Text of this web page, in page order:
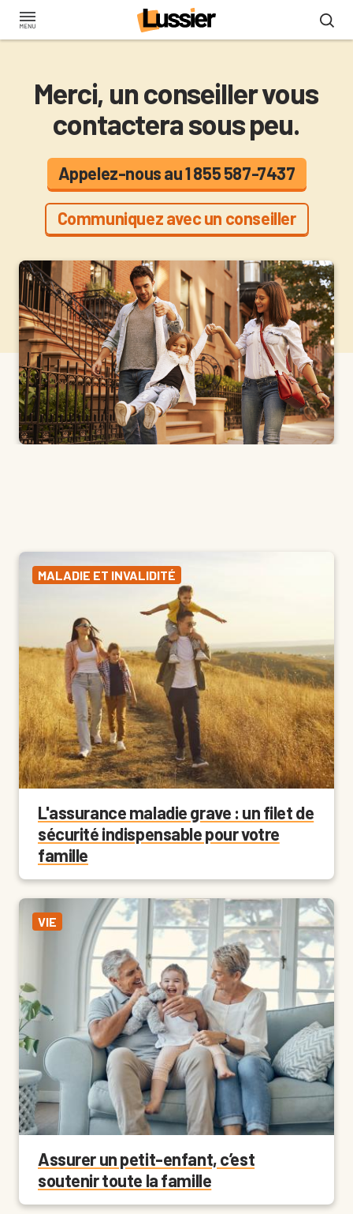
Aller
Merci, un conseiller vous
contactera sous peu.
Appelez-nous au 1 855 587-7437
Communiquez avec un conseiller
MALADIE ET INVALIDITÉ
L'assurance maladie grave : un filet de
sécurité indispensable pour votre
famille
VIE
Assurer un petit-enfant, c’est
soutenir toute la famille